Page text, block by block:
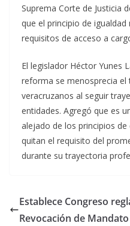
Suprema Corte de Justicia
que el principio de
requisitos de acceso a
El legislador Héctor Yunes
reforma se menosprecia el
veracruzanos al seguir
entidades. Agregó que es
alejado de los principios de
quitan el requisito del
durante su trayectoria
Establece Congreso
Revocación de Mandato